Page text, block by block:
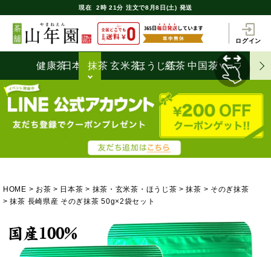
現在 2時 21分 注文で8月8日(土) 発送
ログイン
健康茶日本茶抹茶 玄米茶ほうじ茶
紅茶 中国茶ハーブティ
HOME お茶 日本茶 抹茶・玄米茶・ほうじ茶 抹茶
そのぎ抹茶
抹茶 長崎県産 そのぎ抹茶 50g×2袋セット